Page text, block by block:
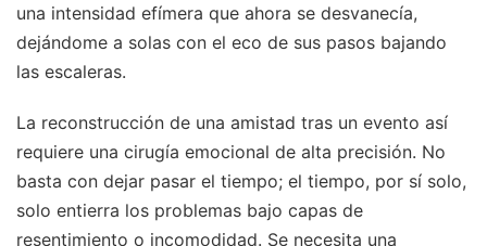
una intensidad efímera que ahora se desvanecía,
dejándome a solas con el eco de sus pasos bajando
las escaleras.
La reconstrucción de una amistad tras un evento así
requiere una cirugía emocional de alta precisión. No
basta con dejar pasar el tiempo; el tiempo, por sí solo,
solo entierra los problemas bajo capas de
resentimiento o incomodidad. Se necesita una